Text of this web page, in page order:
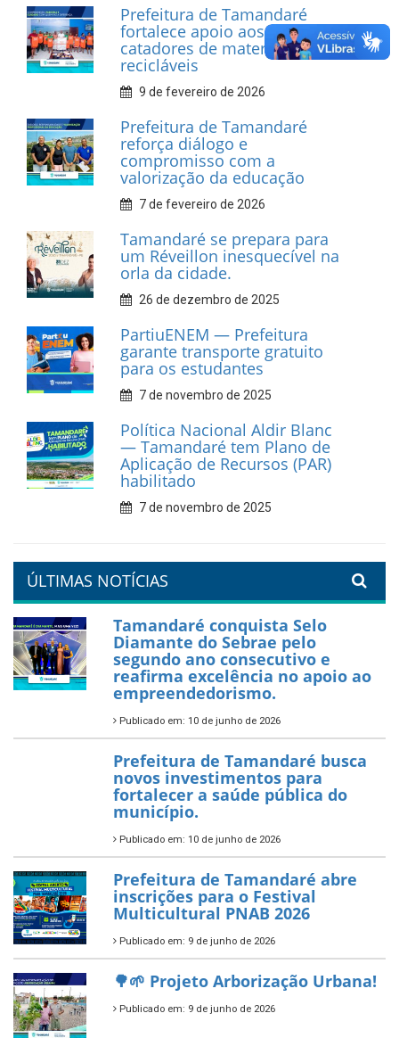
INFORMATIVOS
Prefeitura de Tamandaré
realiza entrega de placas à
Associação dos Taxistas Rota
Car Service
10 de fevereiro de 2026
Dia do Frevo: patrimônio
cultural em movimento
9 de fevereiro de 2026
Prefeitura de Tamandaré
fortalece apoio aos
catadores de materiais
recicláveis
9 de fevereiro de 2026
Prefeitura de Tamandaré
reforça diálogo e
compromisso com a
valorização da educação
7 de fevereiro de 2026
orla da cidade.
PartiuENEM — Prefeitura
garante transporte gratuito
para os estudantes
7 de novembro de 2025
Política Nacional Aldir Blanc
— Tamandaré tem Plano de
Aplicação de Recursos (PAR)
habilitado
7 de novembro de 2025
ÚLTIMAS NOTÍCIAS
Tamandaré conquista Selo
Diamante do Sebrae pelo
segundo ano consecutivo e
reafirma excelência no apoio ao
empreendedorismo.
Publicado em: 10 de junho de 2026